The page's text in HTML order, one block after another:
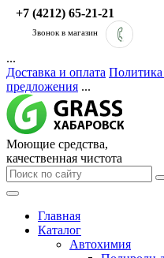
+7 (4212) 65-21-21
Звонок в магазин
...
Доставка и оплата Политика
предложения ...
Моющие средства,
качественная чистота
Главная
Каталог
Автохимия